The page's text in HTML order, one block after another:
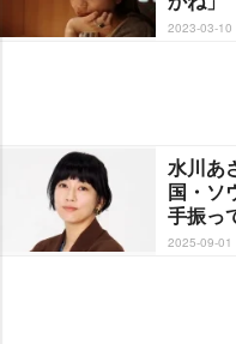
2023-03-10
水川あ
国・ソ
手振っ
2025-09-01